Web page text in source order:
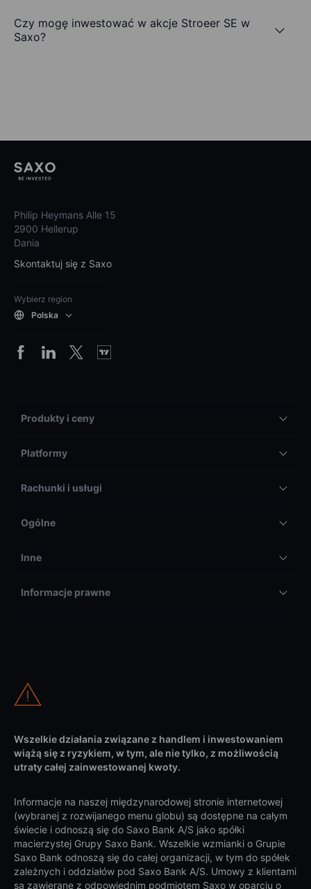
Czy mogę inwestować w akcje Stroeer SE w
Saxo?
Philip Heymans Alle 15
2900 Hellerup
Dania
Skontaktuj się z Saxo
Wybierz region
Polska
Produkty i ceny
Platformy
Rachunki i usługi
Ogólne
Inne
Informacje prawne
Wszelkie działania związane z handlem i inwestowaniem
wiążą się z ryzykiem, w tym, ale nie tylko, z możliwością
utraty całej zainwestowanej kwoty.
Informacje na naszej międzynarodowej stronie internetowej
(wybranej z rozwijanego menu globu) są dostępne na całym
świecie i odnoszą się do Saxo Bank A/S jako spółki
macierzystej Grupy Saxo Bank. Wszelkie wzmianki o Grupie
Saxo Bank odnoszą się do całej organizacji, w tym do spółek
zależnych i oddziałów pod Saxo Bank A/S. Umowy z klientami
są zawierane z odpowiednim podmiotem Saxo w oparciu o